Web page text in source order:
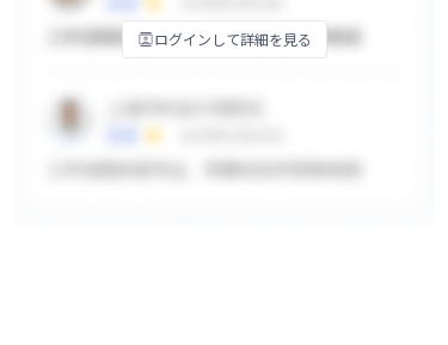
ログインして詳細を見る